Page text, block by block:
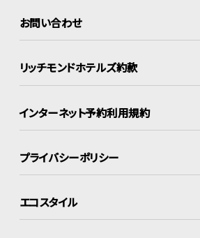
お問い合わせ
リッチモンドホテルズ約款
インターネット予約利用規約
プライバシーポリシー
エコスタイル